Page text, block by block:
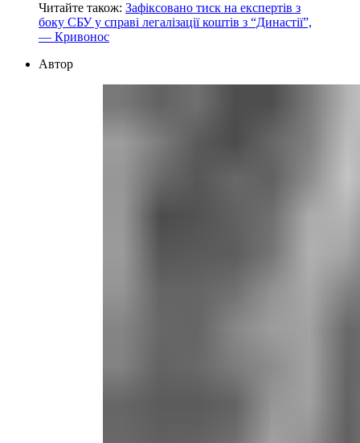
Читайте також: Зафіксовано тиск на експертів з
боку СБУ у справі легалізації коштів з “Династії”,
— Кривонос
Автор